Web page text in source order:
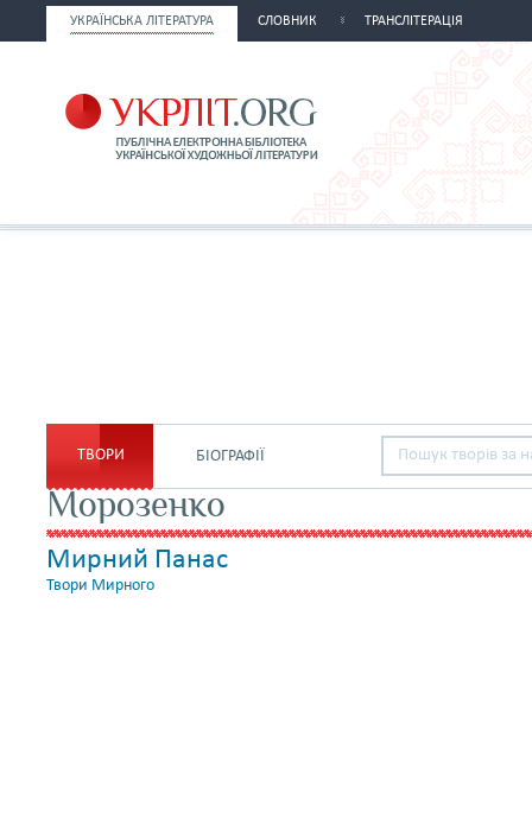
УКРАЇНСЬКА ЛІТЕРАТУРА СЛОВНИК ТРАНСЛІТЕРАЦІЯ
ТВОРИ БІОГРАФІЇ
Морозенко
Мирний Панас
Твори Мирного